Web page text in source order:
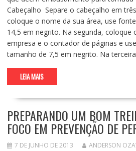
Cabeçalho Separe o cabeçalho em
coloque o nome da sua área, use
14,5 em negrito. Na segunda, coloque
empresa e o contador de páginas e
tamanho de 7,5 em negrito. Na
LEIA MAIS
PREPARANDO UM BOM
FOCO EM PREVENÇÃO DE
7 DE JUNHO DE 2013 ANDERSON